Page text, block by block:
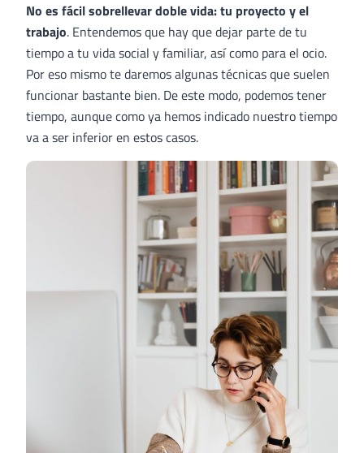
No es fácil sobrellevar doble vida: tu proyecto y el
trabajo. Entendemos que hay que dejar parte de tu
tiempo a tu vida social y familiar, así como para el ocio.
Por eso mismo te daremos algunas técnicas que suelen
funcionar bastante bien. De este modo, podemos tener
tiempo, aunque como ya hemos indicado nuestro tiempo
va a ser inferior en estos casos.